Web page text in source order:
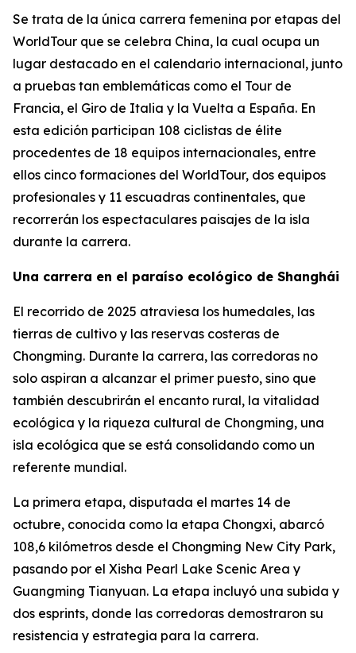
Se trata de la única carrera femenina por etapas del
WorldTour que se celebra China, la cual ocupa un
lugar destacado en el calendario internacional, junto
a pruebas tan emblemáticas como el Tour de
Francia, el Giro de Italia y la Vuelta a España. En
esta edición participan 108 ciclistas de élite
procedentes de 18 equipos internacionales, entre
ellos cinco formaciones del WorldTour, dos equipos
profesionales y 11 escuadras continentales, que
recorrerán los espectaculares paisajes de la isla
durante la carrera.
Una carrera en el paraíso ecológico de Shanghái
El recorrido de 2025 atraviesa los humedales, las
tierras de cultivo y las reservas costeras de
Chongming. Durante la carrera, las corredoras no
solo aspiran a alcanzar el primer puesto, sino que
también descubrirán el encanto rural, la vitalidad
ecológica y la riqueza cultural de Chongming, una
isla ecológica que se está consolidando como un
referente mundial.
La primera etapa, disputada el martes 14 de
octubre, conocida como la etapa Chongxi, abarcó
108,6 kilómetros desde el Chongming New City Park,
pasando por el Xisha Pearl Lake Scenic Area y
Guangming Tianyuan. La etapa incluyó una subida y
dos esprints, donde las corredoras demostraron su
resistencia y estrategia para la carrera.